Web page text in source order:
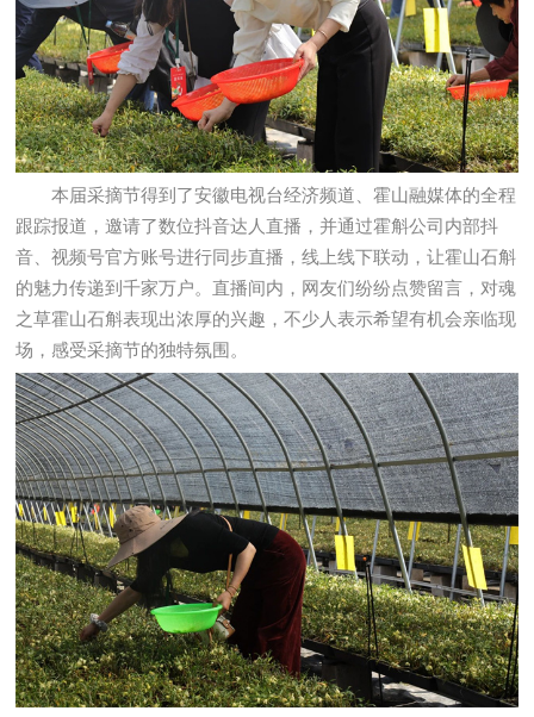
本届采摘节得到了安徽电视台经济频道、霍山融媒体的全程
跟踪报道，邀请了数位抖音达人直播，并通过霍斛公司内部抖
音、视频号官方账号进行同步直播，线上线下联动，让霍山石斛
的魅力传递到千家万户。直播间内，网友们纷纷点赞留言，对魂
之草霍山石斛表现出浓厚的兴趣，不少人表示希望有机会亲临现
场，感受采摘节的独特氛围。